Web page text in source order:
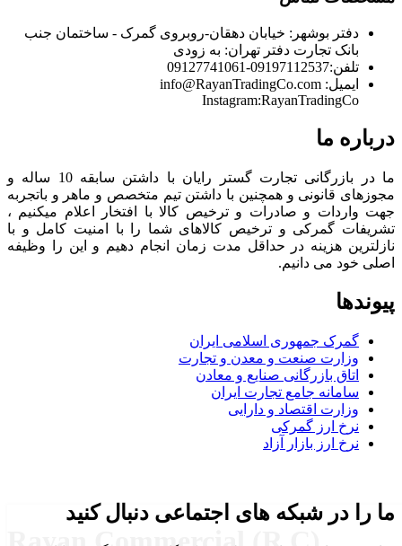
دفتر بوشهر: خیابان دهقان-روبروی گمرک - ساختمان جنب
بانک تجارت دفتر تهران: به زودی
تلفن:09197112537-09127741061
ایمیل: info@RayanTradingCo.com
Instagram:RayanTradingCo
درباره ما
ما در بازرگانی تجارت گستر رایان با داشتن سابقه 10 ساله و
مجوزهای قانونی و همچنین با داشتن تیم متخصص و ماهر و باتجربه
جهت واردات و صادرات و ترخیص کالا با افتخار اعلام میکنیم ،
تشریفات گمرکی و ترخیص کالاهای شما را با امنیت کامل و با
نازلترین هزینه در حداقل مدت زمان انجام دهیم و این را وظیفه
اصلی خود می دانیم.
پیوندها
گمرک جمهوری اسلامی ایران
وزارت صنعت و معدن و تجارت
اتاق بازرگانی صنایع و معادن
سامانه جامع تجارت ایران
وزارت اقتصاد و دارایی
نرخ ارز گمرکی
نرخ ارز بازار آزاد
ما را در شبکه های اجتماعی دنبال کنید